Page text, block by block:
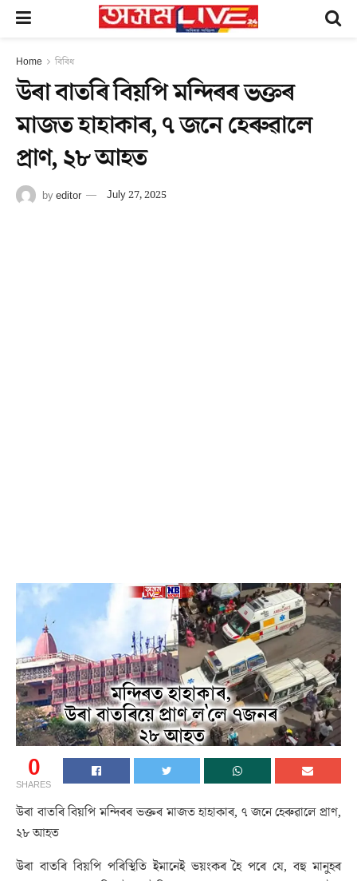
Home বিবিধ
উৰা বাতৰি বিয়পি মন্দিৰৰ ভক্তৰ
মাজত হাহাকাৰ, ৭ জনে হেৰুৱালে
প্ৰাণ, ২৮ আহত
byeditor July 27, 2025
0
SHARES
উৰা বাতৰি বিয়পি মন্দিৰৰ ভক্তৰ মাজত হাহাকাৰ, ৭ জনে হেৰুৱালে প্ৰাণ,
২৮ আহত
উৰা বাতৰি বিয়পি পৰিস্থিতি ইমানেই ভয়ংকৰ হৈ পৰে যে, বহু মানুহৰ